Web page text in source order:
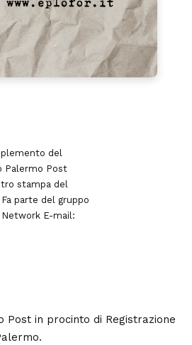
del
Palermo Post
stampa del
parte del gruppo
Network E-mail:
Post in procinto di Registrazione